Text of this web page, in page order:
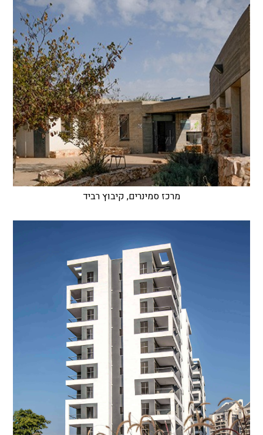
מרכז סמינרים, קיבוץ רביד